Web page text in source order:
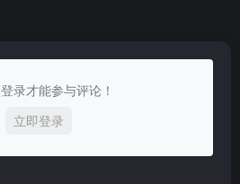
录才能参与评论！
立即登录